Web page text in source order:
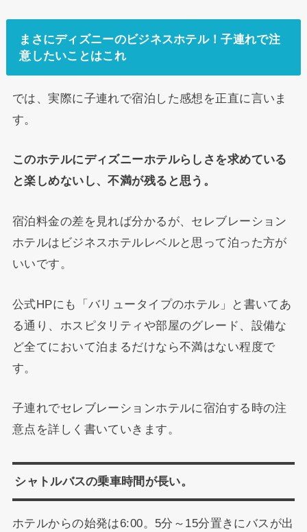
まさにディズニーのビジネスホテル！子連れで注
意したいことはこれ
では、実際に子連れで宿泊した感想を正直に言いま
す。
このホテルにディズニーホテルらしさを求めている
と楽しめないし、不満が残ると思う。
宿泊料金の差を見れば分かるが、セレブレーション
ホテルはビジネスホテルレベルと思って泊った方が
いいです。
公式HPにも「バリュータイプのホテル」と書いてあ
る通り、ホスピタリティや部屋のグレード、設備な
ど全てにおいて泊まるだけなら不満はない程度で
す。
子連れでセレブレーションホテルに宿泊する時の注
意点を詳しく書いていきます。
シャトルバスの乗車時間が長い。
ホテルからの始発は6:00。5分～15分置きにバスが出